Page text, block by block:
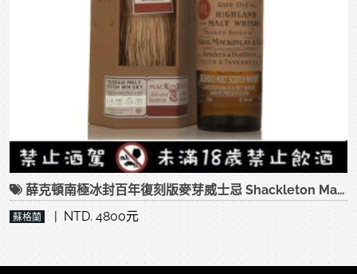
薛克頓南極冰封百年復刻版麥芽威士忌 Shackleton Malt Scotch Whisky
蘇格蘭 | NTD. 4800元